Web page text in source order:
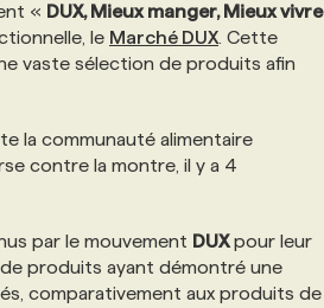
« DUX, Mieux manger, Mieux vivre
le Marché DUX . Cette
vaste sélection de produits afin
la communauté alimentaire
contre la montre, il y a 4
par le mouvement DUXpour leur
de produits ayant démontré une
comparativement aux produits de